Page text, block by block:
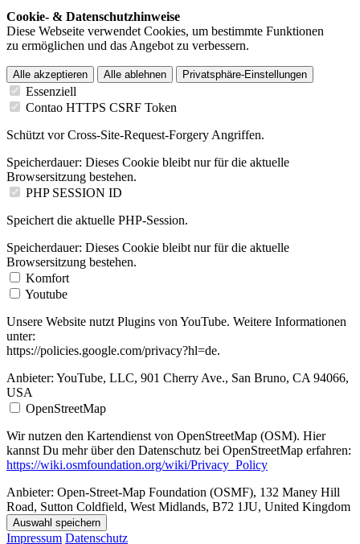
Cookie- & Datenschutzhinweise
Diese Webseite verwendet Cookies, um bestimmte Funktionen
zu ermöglichen und das Angebot zu verbessern.
Alle akzeptieren Alle ablehnen Privatsphäre-Einstellungen
Essenziell
Contao HTTPS CSRF Token
Schützt vor Cross-Site-Request-Forgery Angriffen.
Speicherdauer: Dieses Cookie bleibt nur für die aktuelle
Browsersitzung bestehen.
PHP SESSION ID
Speichert die aktuelle PHP-Session.
Speicherdauer: Dieses Cookie bleibt nur für die aktuelle
Browsersitzung bestehen.
Komfort
Youtube
Unsere Website nutzt Plugins von YouTube. Weitere Informationen
unter:
https://policies.google.com/privacy?hl=de.
Anbieter: YouTube, LLC, 901 Cherry Ave., San Bruno, CA 94066,
USA
OpenStreetMap
Wir nutzen den Kartendienst von OpenStreetMap (OSM). Hier
kannst Du mehr über den Datenschutz bei OpenStreetMap erfahren:
https://wiki.osmfoundation.org/wiki/Privacy_Policy
Anbieter: Open-Street-Map Foundation (OSMF), 132 Maney Hill
Road, Sutton Coldfield, West Midlands, B72 1JU, United Kingdom
Auswahl speichern
Impressum Datenschutz